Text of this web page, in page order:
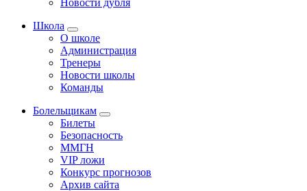
Новости дубля
Школа
О школе
Администрация
Тренеры
Новости школы
Команды
Болельщикам
Билеты
Безопасность
ММГН
VIP ложи
Конкурс прогнозов
Архив сайта